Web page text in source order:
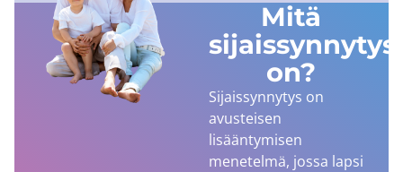
Mitä
sijaissynnytys
on?
Sijaissynnytys on
avusteisen
lisääntymisen
menetelmä, jossa lapsi